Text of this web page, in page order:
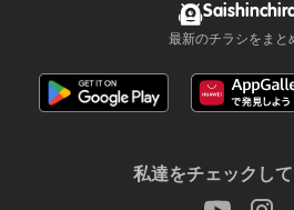
最新のチラシをまと
私達をチェックし